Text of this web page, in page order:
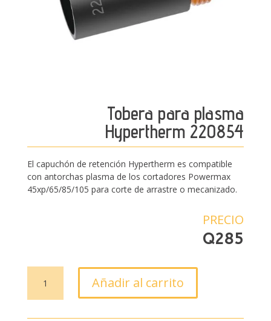
Tobera para plasma
Hypertherm 220854
El capuchón de retención Hypertherm es compatible
con antorchas plasma de los cortadores Powermax
45xp/65/85/105 para corte de arrastre o mecanizado.
PRECIO
Q285
plasma
Añadir al carrito